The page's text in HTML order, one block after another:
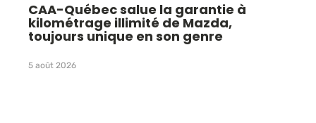
CAA-Québec salue la garantie à
kilométrage illimité de Mazda,
toujours unique en son genre
5 août 2026